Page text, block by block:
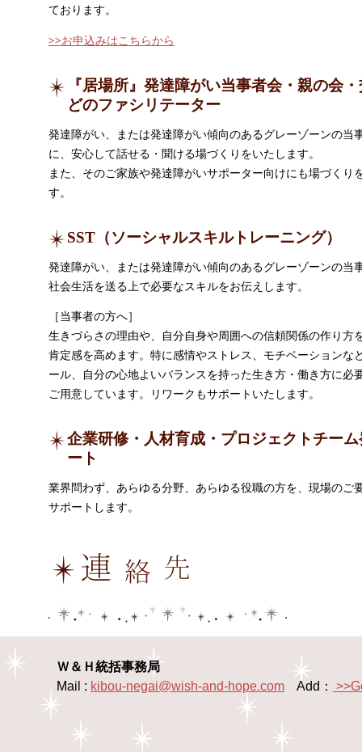
ております。
>>お申込みはこちらから
『居場所』発達障がい当事者会・親の会
どのファシリテーター
発達障がい、または発達障がい傾向のあるグレーゾーンの当
に、安心して話せる・聞ける場づくりをいたします。
また、そのご家族や発達障がいサポーター向けにも場づくり
す。
SST（ソーシャルスキルトレーニング）
発達障がい、または発達障がい傾向のあるグレーゾーンの当
社会生活を送る上で必要なスキルをお伝えします。
［当事者の方へ］
生きづらさの理由や、自分自身や周囲への信頼関係の作り方
肯定感を高めます。特に感情やストレス、モチベーションな
ール、自分の心地よいバランスを持った生き方・働き方に必
ご用意しています。リワークもサポートいたします。
企業研修・人材育成・プロジェクトチー
ート
業界問わず、あらゆる分野、あらゆる役職の方を、現場のご
サポートします。
Ｗ＆Ｈ統括事務局
Mail : kibou-negai@wish-and-hope.com Add：